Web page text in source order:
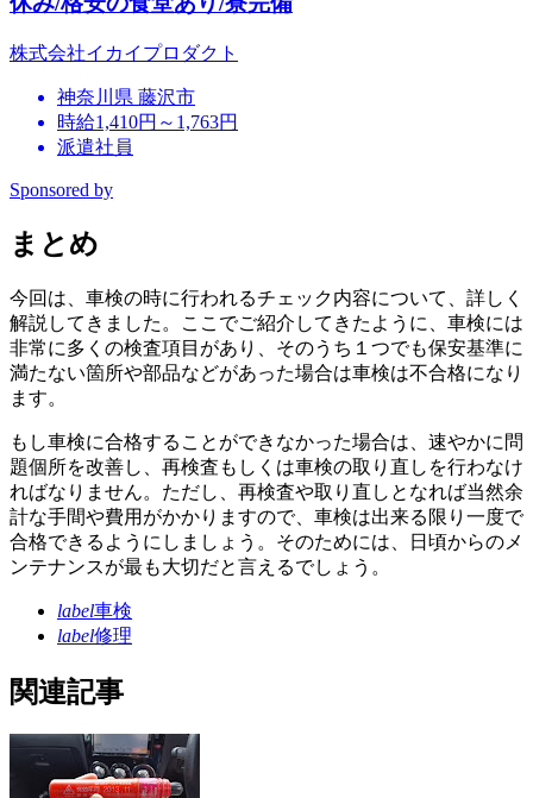
株式会社イカイプロダクト
神奈川県 藤沢市
時給1,410円～1,763円
派遣社員
Sponsored by
まとめ
今回は、車検の時に行われるチェック内容について、詳しく
解説してきました。ここでご紹介してきたように、車検には
非常に多くの検査項目があり、そのうち１つでも保安基準に
満たない箇所や部品などがあった場合は車検は不合格になり
ます。
もし車検に合格することができなかった場合は、速やかに問
題個所を改善し、再検査もしくは車検の取り直しを行わなけ
ればなりません。ただし、再検査や取り直しとなれば当然余
計な手間や費用がかかりますので、車検は出来る限り一度で
合格できるようにしましょう。そのためには、日頃からのメ
ンテナンスが最も大切だと言えるでしょう。
label車検
label修理
関連記事